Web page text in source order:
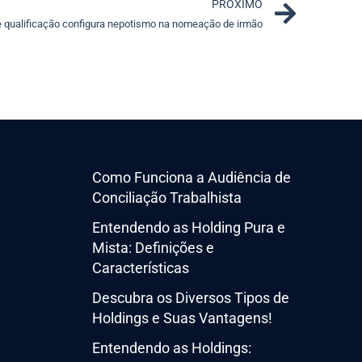
PRÓXIMO
qualificação configura nepotismo na nomeação de irmão
Como Funciona a Audiência de
Conciliação Trabalhista
Entendendo as Holding Pura e
Mista: Definições e
Características
Descubra os Diversos Tipos de
Holdings e Suas Vantagens!
Entendendo as Holdings: